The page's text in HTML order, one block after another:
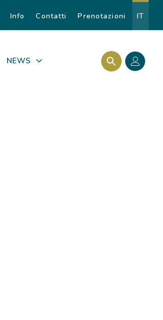
Info Contatti Prenotazioni IT
NEWS
Search for:
Search